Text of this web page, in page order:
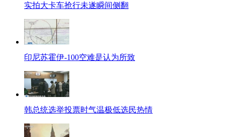
实拍大卡车抢行未遂瞬间侧翻
印尼苏霍伊-100空难是认为所致
韩总统选举投票时气温极低选民热情